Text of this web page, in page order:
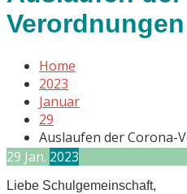
Verordnungen
Home
2023
Januar
29
Auslaufen der Corona-
29 Jan. 2023
Liebe Schulgemeinschaft,